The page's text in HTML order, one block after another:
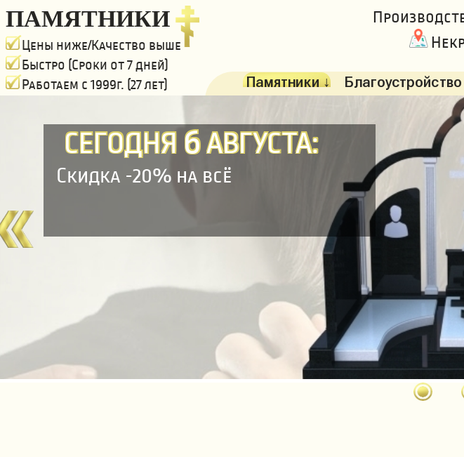
ПАМЯТНИКИ
Цены ниже/Качество выше
Быстро (Сроки от 7 дней)
Работаем с 1999г. (27 лет)
Памятники ↓ Благоустройство
СЕГОДНЯ 6АВГУСТА:
Скидка -20% на всё